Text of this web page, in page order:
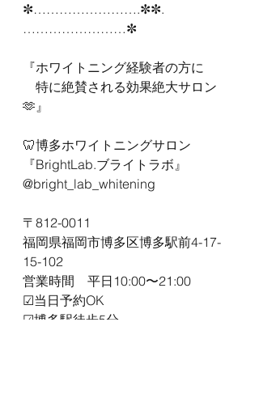
✼…………………….✼✼.
……………………✼
『ホワイトニング経験者の方に
特に絶賛される効果絶大サロン
🫶』
🦷博多ホワイトニングサロン
『BrightLab.ブライトラボ』
@bright_lab_whitening
〒812-0011
福岡県福岡市博多区博多駅前4-17-
15-102
営業時間　平日10:00〜21:00
☑︎当日予約OK
☑︎博多駅徒歩5分